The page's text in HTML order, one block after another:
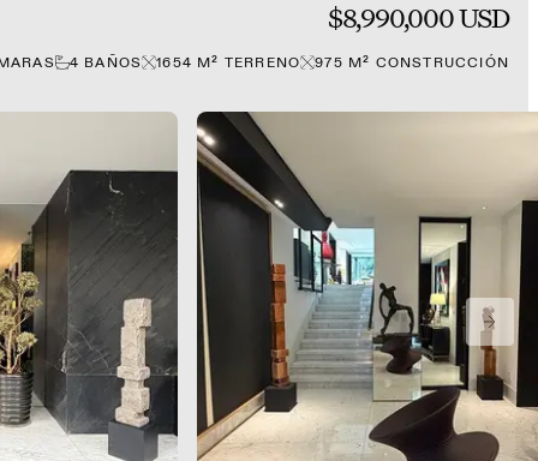
$8,990,000 USD
4 BAÑOS 1654 M² TERRENO 975 M² CONSTRUCCIÓN